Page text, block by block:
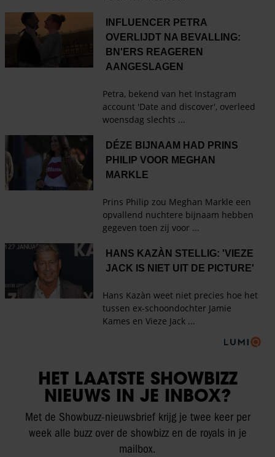
HET LAATSTE SHOWBIZZ
NIEUWS IN JE INBOX?
Met de Showbuzz-nieuwsbrief krijg je twee keer per
week alle buzz over de showbizz en de royals in je
mailbox.